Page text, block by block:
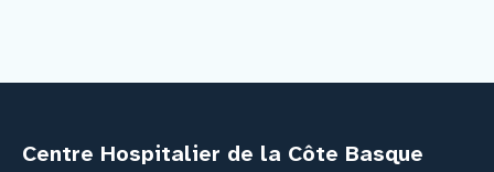
Centre Hospitalier de la Côte Basque